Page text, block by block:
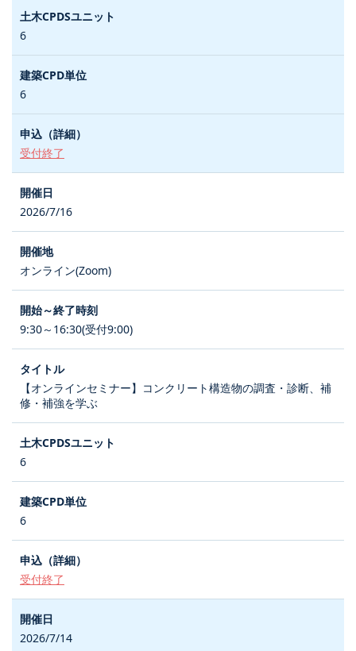
6
6
受付終了
2026/7/16
オンライン(Zoom)
9:30～16:30(受付9:00)
【オンラインセミナー】コンクリート構造物の調査・診断、補
修・補強を学ぶ
6
6
受付終了
2026/7/14